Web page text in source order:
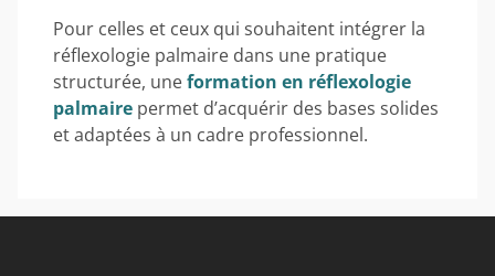
Pour celles et ceux qui souhaitent intégrer la
réflexologie palmaire dans une pratique
structurée, uneformation en réflexologie
palmaire permet d’acquérir des bases solides
et adaptées à un cadre professionnel.